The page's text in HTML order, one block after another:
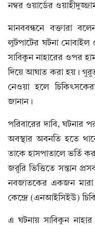
নম্বর ওয়ার্ডের
‎‎মানববন্ধনে বক্তারা
লুটপাটের ঘটনা
সাবিকুন নাহারের ওপর
দিয়ে আঘাত করা হয়।
নেওয়া হলে
জানান।
‎‎পরিবারের দাবি, ঘটনার
অবস্থার অবনতি হতে
তাকে হাসপাতালে ভর্তি
জরুরি ভিত্তিতে সন্তান
নবজাতকের একজন মারা
কেন্দ্রে (এনআইসিইউ)
‎এ ঘটনায় সাবিকুন